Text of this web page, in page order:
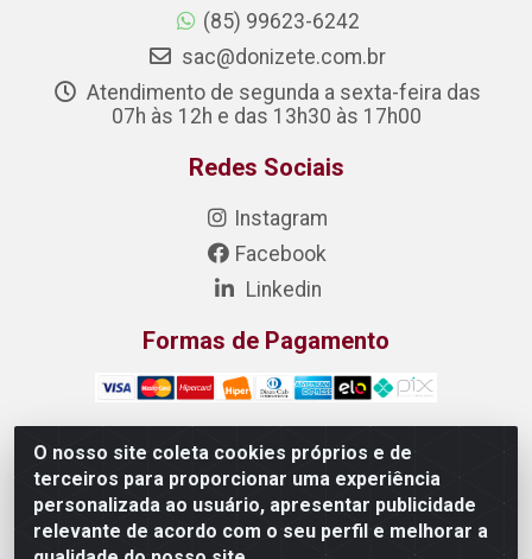
O nosso site coleta cookies próprios e de
terceiros para proporcionar uma experiência
personalizada ao usuário, apresentar publicidade
relevante de acordo com o seu perfil e melhorar a
(85) 99623-6242
sac@donizete.com.br
Atendimento de segunda a sexta-feira das
07h às 12h e das 13h30 às 17h00
Redes Sociais
Instagram
Facebook
Linkedin
Formas de Pagamento
DONIZETE DISTRIBUIDORA DE ALIMENTOS S/A - Rua
Raimundo Matias, 377 - Pedras, Itaitinga/CE - CEP
61.887-880 - CNPJ 23.577.851/0001-05